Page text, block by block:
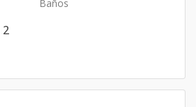
Baños
2